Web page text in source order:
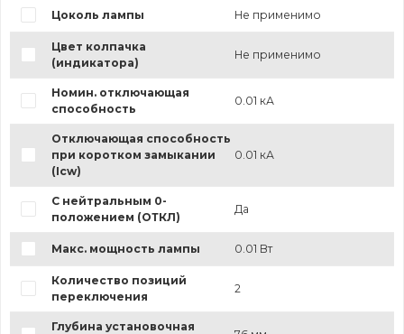
Цоколь лампы Не применимо
Цвет колпачка
(индикатора)
Не применимо
Номин. отключающая
способность
0.01 кА
Отключающая способность
при коротком замыкании
(Icw)
0.01 кА
С нейтральным 0-
положением (ОТКЛ)
Да
Макс. мощность лампы 0.01 Вт
Количество позиций
переключения
2
Глубина установочная